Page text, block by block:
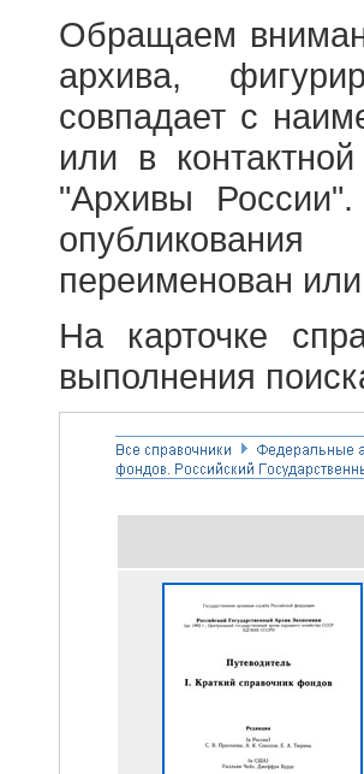
Обращаем
архива,
совпадает с
или в
"Архивы
переименован
На карточке
выполнения